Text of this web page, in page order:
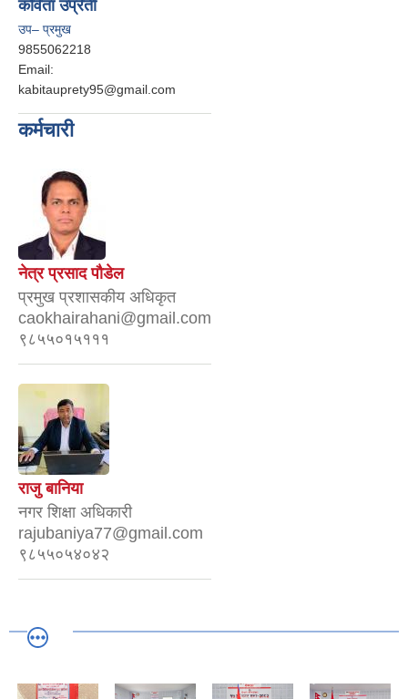
कविता उप्रेती
उप– प्रमुख
9855062218
Email:
kabitauprety95@gmail.com
कर्मचारी
नेत्र प्रसाद पौडेल
प्रमुख प्रशासकीय अधिकृत
caokhairahani@gmail.com
९८५५०१५१११
राजु बानिया
नगर शिक्षा अधिकारी
rajubaniya77@gmail.com
९८५५०५४०४२